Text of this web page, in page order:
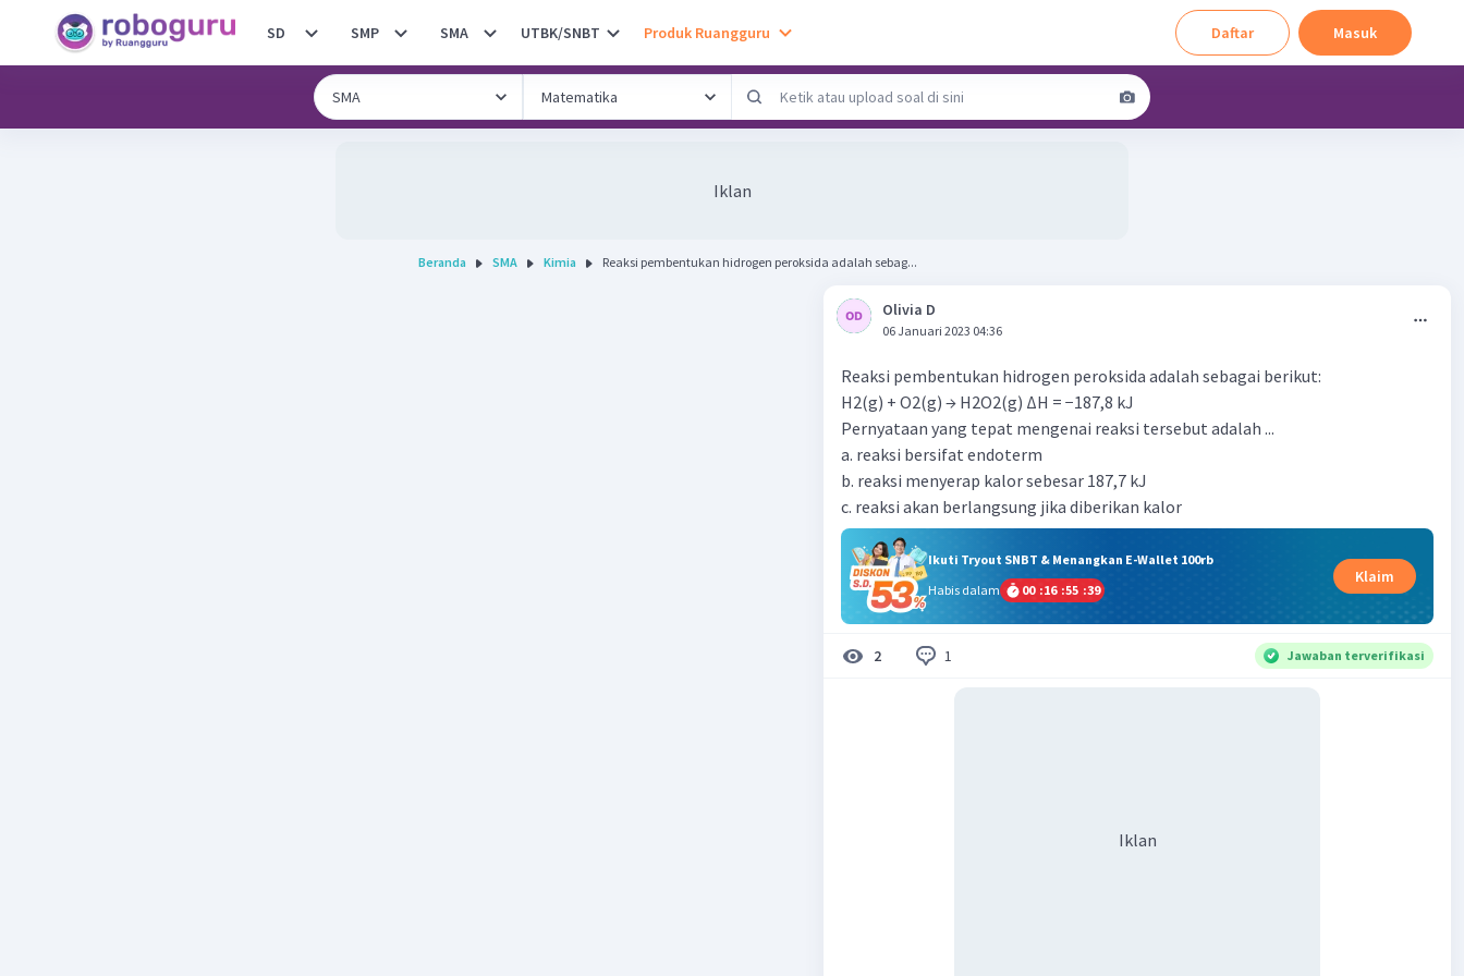
SD SMP SMA UTBK/SNBT Produk Ruangguru Daftar Masuk
Iklan
Beranda SMA Kimia Reaksi pembentukan hidrogen peroksida adalah sebag...
Olivia D
06 Januari 2023 04:36
Reaksi pembentukan hidrogen peroksida adalah sebagai berikut:
H2(g) + O2(g) → H2O2(g) ΔH = −187,8 kJ
Pernyataan yang tepat mengenai reaksi tersebut adalah ...
a. reaksi bersifat endoterm
b. reaksi menyerap kalor sebesar 187,7 kJ
c. reaksi akan berlangsung jika diberikan kalor
Ikuti Tryout SNBT & Menangkan E-Wallet 100rb
Habis dalam
00 :16 :55 :39
Klaim
2 1 Jawaban terverifikasi
Iklan